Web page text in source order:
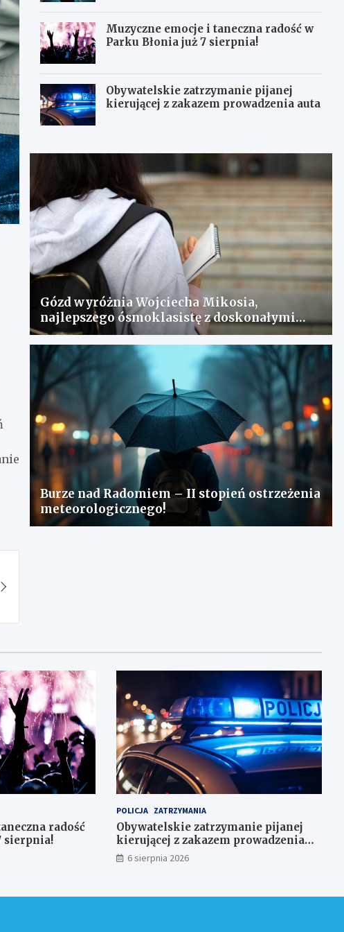
Muzyczne emocje i taneczna radość w
Parku Błonia już 7 sierpnia!
Obywatelskie zatrzymanie pijanej
kierującej z zakazem prowadzenia auta
Gózd wyróżnia Wojciecha Mikosia,
najlepszego ósmoklasistę z doskonałymi
wynikami!
Burze nad Radomiem – II stopień ostrzeżenia
meteorologicznego!
radość
sierpnia!
POLICJA ZATRZYMANIA
Obywatelskie zatrzymanie pijanej
kierującej z zakazem prowadzenia
auta6 sierpnia 2026